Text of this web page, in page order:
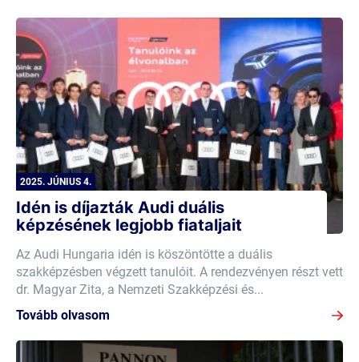
2025. JÚNIUS 4.
Idén is díjazták Audi duális
képzésének legjobb fiataljait
Az Audi Hungaria idén is köszöntötte a duális
szakképzésben végzett tanulóit. A rendezvényen részt vett
dr. Magyar Zita, a Nemzeti Szakképzési és...
Tovább olvasom